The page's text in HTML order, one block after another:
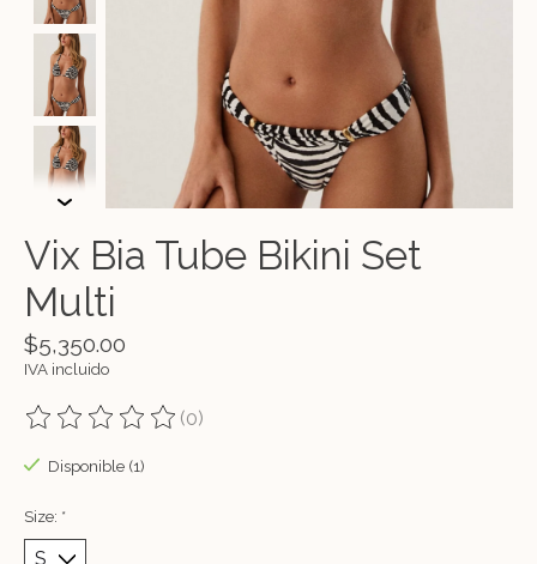
Vix Bia Tube Bikini Set
Multi
$5,350.00
IVA incluido
The rating of this product is
(0)
Disponible (1)
Size: *